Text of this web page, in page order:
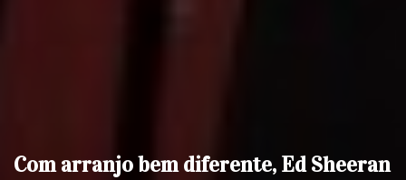
Com arranjo bem diferente, Ed Sheeran